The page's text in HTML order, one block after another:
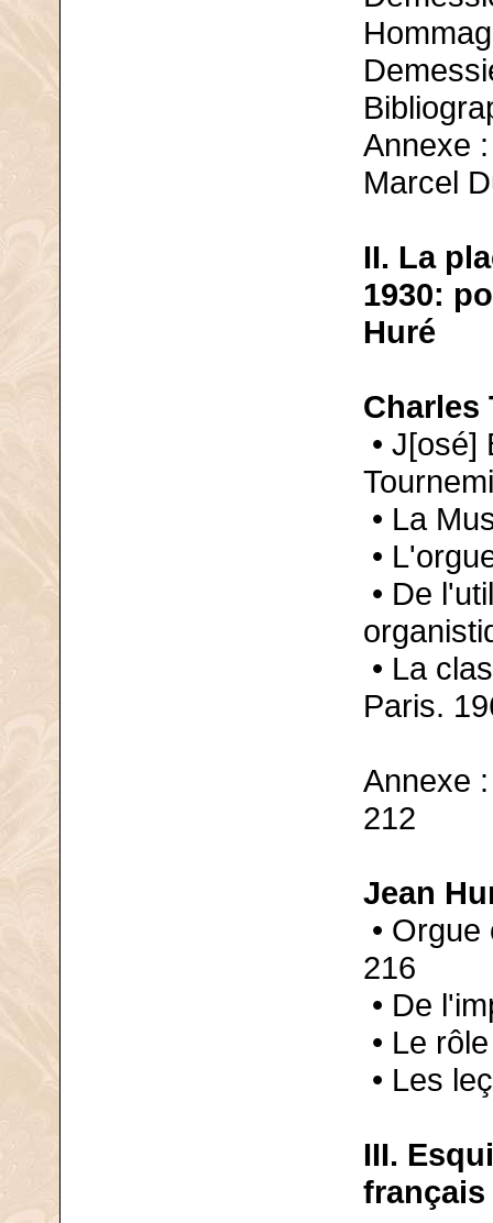
Annexe
Marcel
II. La
1930:
Huré
Charles
• J[osé]
• La
•
• De
• La
Paris.
Annexe
212
Jean
•
216
• De
• Le
• Les
III.
français